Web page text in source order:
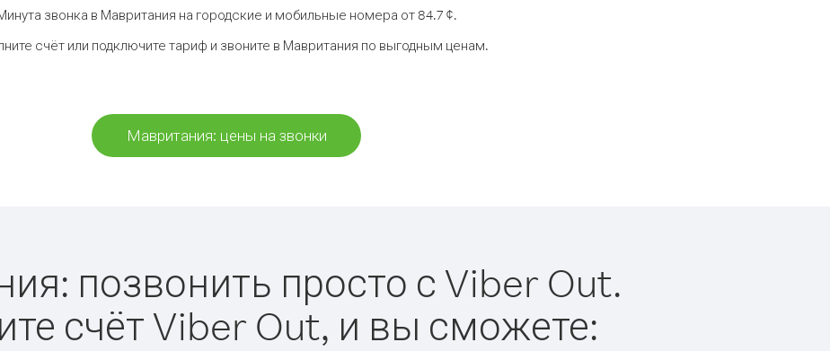
звонка в Мавритания на городские и мобильные номера от 84.7 ¢.
счёт или подключите тариф и звоните в Мавритания по выгодным ценам.
Мавритания: цены на звонки
позвонить просто с Viber Out.
счёт Viber Out, и вы сможете: